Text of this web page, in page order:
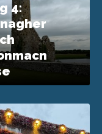
4: